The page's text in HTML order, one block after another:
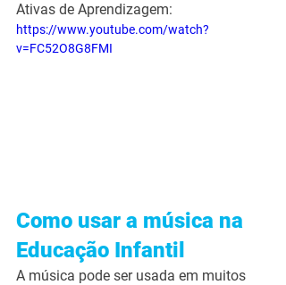
Ativas de Aprendizagem:
https://www.youtube.com/watch?
v=FC52O8G8FMI
Como usar a música na
Educação Infantil
A música pode ser usada em muitos